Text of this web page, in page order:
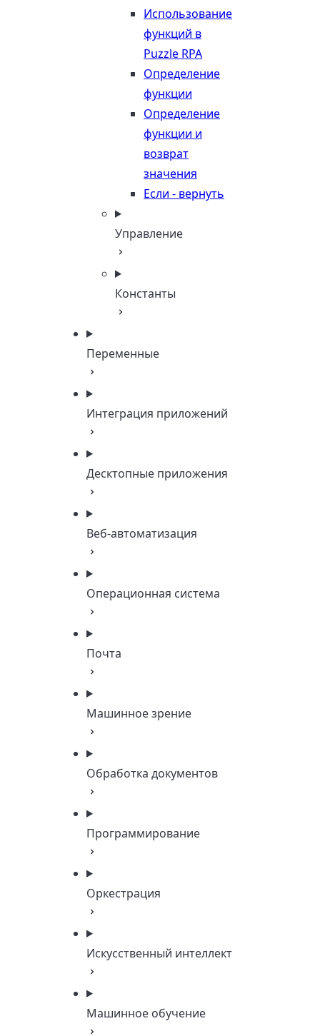
Использование
функций в
Puzzle RPA
Определение
функции
Определение
функции и
возврат
значения
Если - вернуть
Управление
Константы
Переменные
Интеграция приложений
Десктопные приложения
Веб-автоматизация
Операционная система
Почта
Машинное зрение
Обработка документов
Программирование
Оркестрация
Искусственный интеллект
Машинное обучение